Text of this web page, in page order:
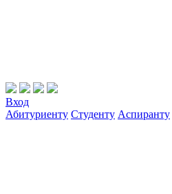
Вход
Абитуриенту Студенту Аспиранту